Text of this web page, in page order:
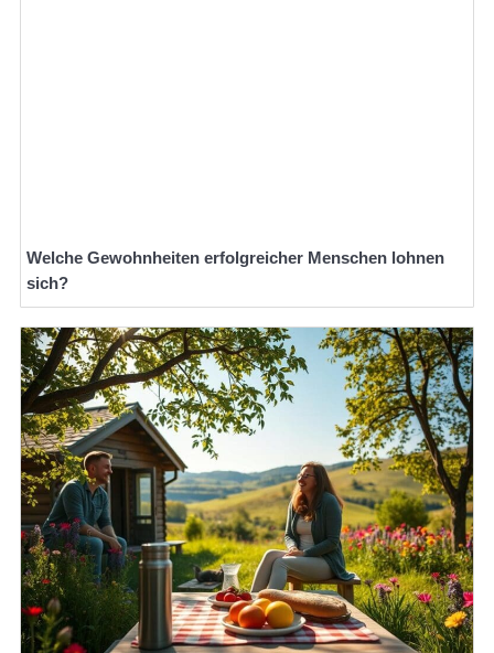
Welche Gewohnheiten erfolgreicher Menschen lohnen
sich?